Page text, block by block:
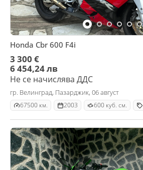
Honda Cbr 600 F4i
3 300 €
6 454,24 лв
Не се начислява ДДС
гр. Велинград, Пазарджик, 06 август
67500 км. 2003 600 куб. см.